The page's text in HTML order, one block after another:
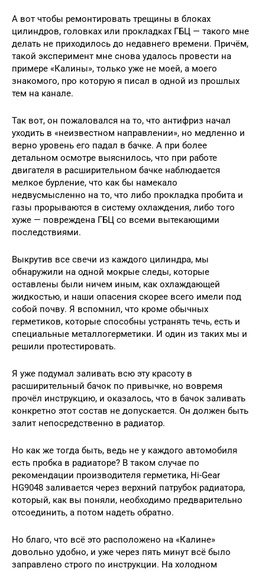
А вот чтобы ремонтировать трещины в блоках
цилиндров, головках или прокладках ГБЦ — такого мне
делать не приходилось до недавнего времени. Причём,
такой эксперимент мне снова удалось провести на
примере «Калины», только уже не моей, а моего
знакомого, про которую я писал в одной из прошлых
тем на канале.
Так вот, он пожаловался на то, что антифриз начал
уходить в «неизвестном направлении», но медленно и
верно уровень его падал в бачке. А при более
детальном осмотре выяснилось, что при работе
двигателя в расширительном бачке наблюдается
мелкое бурление, что как бы намекало
недвусмысленно на то, что либо прокладка пробита и
газы прорываются в систему охлаждения, либо того
хуже — повреждена ГБЦ со всеми вытекающими
последствиями.
Выкрутив все свечи из каждого цилиндра, мы
обнаружили на одной мокрые следы, которые
оставлены были ничем иным, как охлаждающей
жидкостью, и наши опасения скорее всего имели под
собой почву. Я вспомнил, что кроме обычных
герметиков, которые способны устранять течь, есть и
специальные металлогерметики. И один из таких мы и
решили протестировать.
Я уже подумал заливать всю эту красоту в
расширительный бачок по привычке, но вовремя
прочёл инструкцию, и оказалось, что в бачок заливать
конкретно этот состав не допускается. Он должен быть
залит непосредственно в радиатор.
Но как же тогда быть, ведь не у каждого автомобиля
есть пробка в радиаторе? В таком случае по
рекомендации производителя герметика, Hi-Gear
HG9048 заливается через верхний патрубок радиатора,
который, как вы поняли, необходимо предварительно
отсоединить, а потом надеть обратно.
Но благо, что всё это расположено на «Калине»
довольно удобно, и уже через пять минут всё было
заправлено строго по инструкции. На холодном